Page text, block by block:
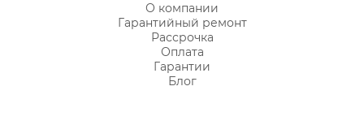
О компании
Гарантийный ремонт
Рассрочка
Оплата
Гарантии
Блог